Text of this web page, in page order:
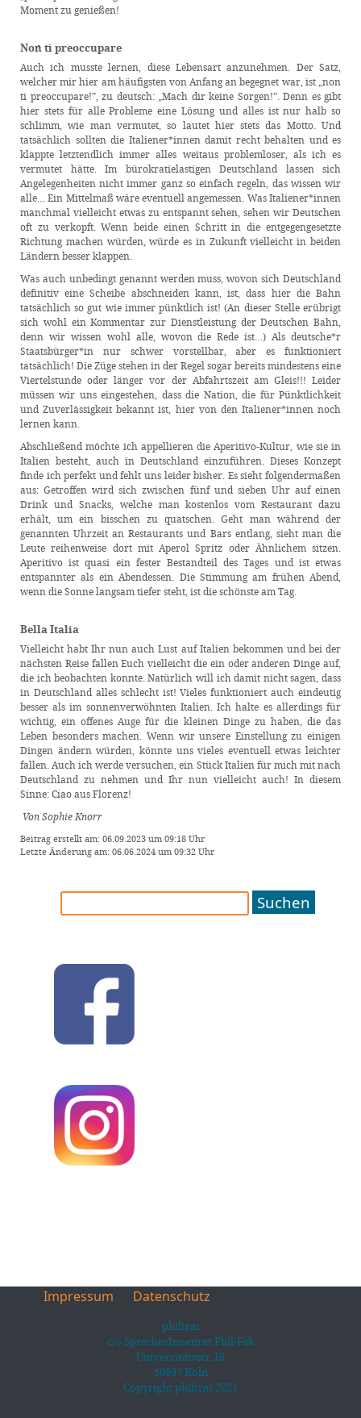
Moment zu genießen!
Non ti preoccupare
Auch ich musste lernen, diese Lebensart anzunehmen. Der Satz,
welcher mir hier am häufigsten von Anfang an begegnet war, ist „non
ti preoccupare!”, zu deutsch: „Mach dir keine Sorgen!”. Denn es gibt
hier stets für alle Probleme eine Lösung und alles ist nur halb so
schlimm, wie man vermutet, so lautet hier stets das Motto. Und
tatsächlich sollten die Italiener*innen damit recht behalten und es
klappte letztendlich immer alles weitaus problemloser, als ich es
vermutet hätte. Im bürokratielastigen Deutschland lassen sich
Angelegenheiten nicht immer ganz so einfach regeln, das wissen wir
alle… Ein Mittelmaß wäre eventuell angemessen. Was Italiener*innen
manchmal vielleicht etwas zu entspannt sehen, sehen wir Deutschen
oft zu verkopft. Wenn beide einen Schritt in die entgegengesetzte
Richtung machen würden, würde es in Zukunft vielleicht in beiden
Ländern besser klappen.
Was auch unbedingt genannt werden muss, wovon sich Deutschland
definitiv eine Scheibe abschneiden kann, ist, dass hier die Bahn
tatsächlich so gut wie immer pünktlich ist! (An dieser Stelle erübrigt
sich wohl ein Kommentar zur Dienstleistung der Deutschen Bahn,
denn wir wissen wohl alle, wovon die Rede ist…) Als deutsche*r
Staatsbürger*in nur schwer vorstellbar, aber es funktioniert
tatsächlich! Die Züge stehen in der Regel sogar bereits mindestens eine
Viertelstunde oder länger vor der Abfahrtszeit am Gleis!!! Leider
müssen wir uns eingestehen, dass die Nation, die für Pünktlichkeit
und Zuverlässigkeit bekannt ist, hier von den Italiener*innen noch
lernen kann.
Abschließend möchte ich appellieren die Aperitivo-Kultur, wie sie in
Italien besteht, auch in Deutschland einzuführen. Dieses Konzept
finde ich perfekt und fehlt uns leider bisher. Es sieht folgendermaßen
aus: Getroffen wird sich zwischen fünf und sieben Uhr auf einen
Drink und Snacks, welche man kostenlos vom Restaurant dazu
erhält, um ein bisschen zu quatschen. Geht man während der
genannten Uhrzeit an Restaurants und Bars entlang, sieht man die
Leute reihenweise dort mit Aperol Spritz oder Ähnlichem sitzen.
Aperitivo ist quasi ein fester Bestandteil des Tages und ist etwas
entspannter als ein Abendessen. Die Stimmung am frühen Abend,
wenn die Sonne langsam tiefer steht, ist die schönste am Tag.
Bella Italia
Vielleicht habt Ihr nun auch Lust auf Italien bekommen und bei der
nächsten Reise fallen Euch vielleicht die ein oder anderen Dinge auf,
die ich beobachten konnte. Natürlich will ich damit nicht sagen, dass
in Deutschland alles schlecht ist! Vieles funktioniert auch eindeutig
besser als im sonnenverwöhnten Italien. Ich halte es allerdings für
wichtig, ein offenes Auge für die kleinen Dinge zu haben, die das
Leben besonders machen. Wenn wir unsere Einstellung zu einigen
Dingen ändern würden, könnte uns vieles eventuell etwas leichter
fallen. Auch ich werde versuchen, ein Stück Italien für mich mit nach
Deutschland zu nehmen und Ihr nun vielleicht auch! In diesem
Sinne: Ciao aus Florenz!
Von Sophie Knorr
Beitrag erstellt am: 06.09.2023 um 09:18 Uhr
Letzte Änderung am: 06.06.2024 um 09:32 Uhr
Impressum Datenschutz
philtrat
c/o SprecherInnenrat Phil-Fak
Universitätsstr.16
50937 Köln
Copyright philtrat 2021